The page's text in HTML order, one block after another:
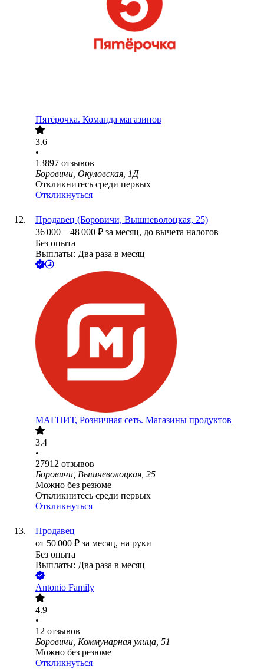
Пятёрочка. Команда магазинов
3.6
•
13897 отзывов
Боровичи, Окуловская, 1Д
Откликнитесь среди первых
Откликнуться
Продавец (Боровичи, Вышневолоцкая, 25)
36 000 – 48 000 ₽ за месяц, до вычета налогов
Без опыта
Выплаты: Два раза в месяц
МАГНИТ, Розничная сеть. Магазины продуктов
3.4
•
27912 отзывов
Боровичи, Вышневолоцкая, 25
Можно без резюме
Откликнитесь среди первых
Откликнуться
Продавец
от 50 000 ₽ за месяц, на руки
Без опыта
Выплаты: Два раза в месяц
Antonio Family
4.9
•
12 отзывов
Боровичи, Коммунарная улица, 51
Можно без резюме
Откликнуться